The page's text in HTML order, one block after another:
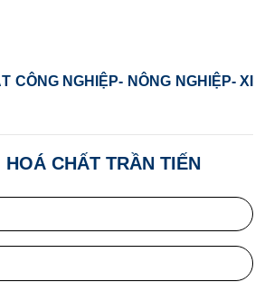
CÔNG NGHIỆP- NÔNG NGHIỆP- XI
CHẤT TRẦN TIẾN